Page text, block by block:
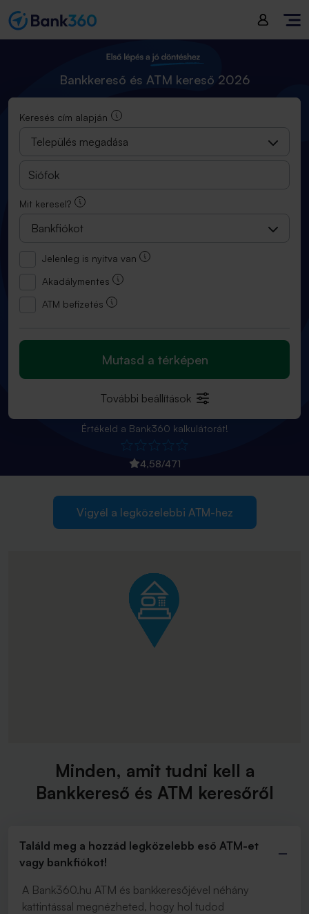
Bankkereső és ATM kereső 2026
Keresés cím alapján
Település megadása
Mit keresel?
Bankfiókot
Jelenleg is nyitva van
Akadálymentes
ATM befizetés
További beállítások
Mutasd a térképen
Értékeld a Bank360 kalkulátorát!
4,58/471
Vigyél a legközelebbi ATM-hez
Minden, amit tudni kell a
Bankkereső és ATM keresőről
Találd meg a hozzád legközelebb eső ATM-et
vagy bankfiókot!
A Bank360.hu ATM és bankkeresőjével néhány
kattintással megnézheted, hogy hol tudod
Bankkereső és ATM kereső 2025